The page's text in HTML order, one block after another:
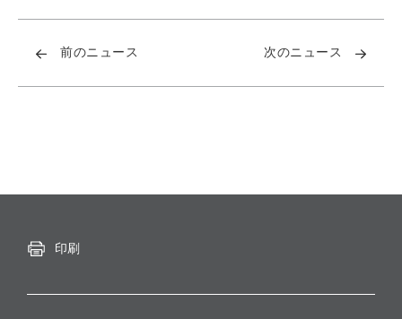
前のニュース 次のニュース
印刷